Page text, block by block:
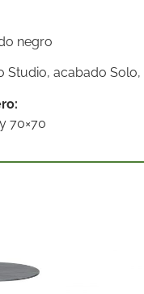
negro
Studio, acabado
70×70